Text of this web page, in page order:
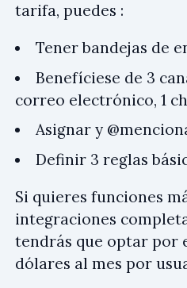
tarifa, puedes :
Tener bandejas de
Benefíciese de 3
correo electrónico, 1
Asignar y
Definir 3 reglas
Si quieres funciones
integraciones
tendrás que optar por
dólares al mes por